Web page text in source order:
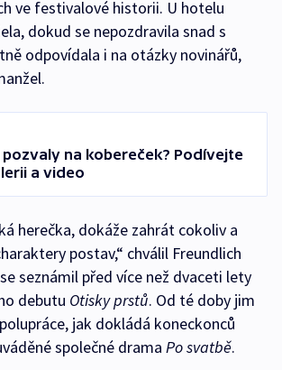
ve festivalové historii. U hotelu
dokud se nepozdravila snad s
odpovídala i na otázky novinářů,
pozvaly na kobereček? Podívejte
a video
herečka, dokáže zahrát cokoliv a
postav,“ chválil Freundlich
seznámil před více než dvaceti lety
debutu Otisky prstů. Od té doby jim
jak dokládá koneckonců
společné drama Po svatbě.